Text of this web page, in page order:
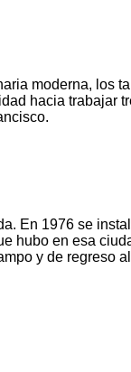
moderna, los
hacia trabajar
En 1976 se
hubo en esa
y de regreso